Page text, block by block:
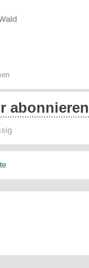
abonnieren